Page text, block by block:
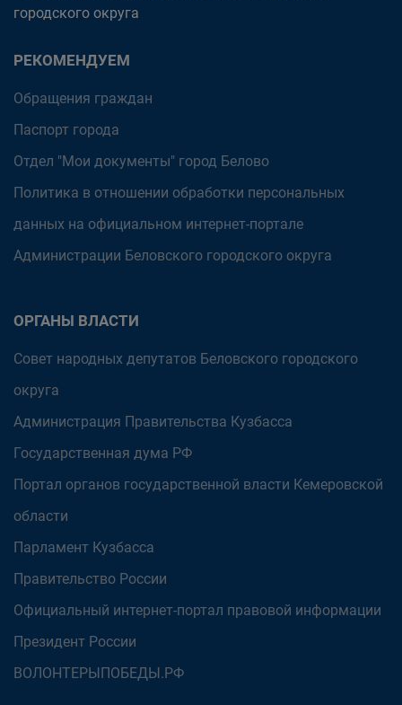
городского округа
РЕКОМЕНДУЕМ
Обращения граждан
Паспорт города
Отдел "Мои документы" город Белово
Политика в отношении обработки персональных
данных на официальном интернет-портале
Администрации Беловского городского округа
ОРГАНЫ ВЛАСТИ
Совет народных депутатов Беловского городского
округа
Администрация Правительства Кузбасса
Государственная дума РФ
Портал органов государственной власти Кемеровской
области
Парламент Кузбасса
Правительство России
Официальный интернет-портал правовой информации
Президент России
ВОЛОНТЕРЫПОБЕДЫ.РФ